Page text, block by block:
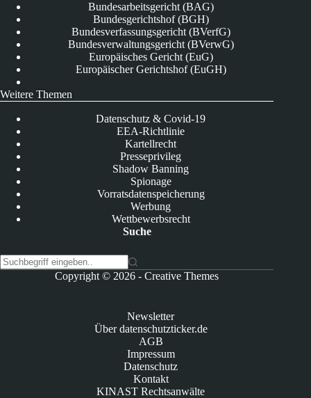
Bundesarbeitsgericht (BAG)
Bundesgerichtshof (BGH)
Bundesverfassungsgericht (BVerfG)
Bundesverwaltungsgericht (BVerwG)
Europäisches Gericht (EuG)
Europäischer Gerichtshof (EuGH)
Weitere Themen
Datenschutz & Covid-19
EEA-Richtlinie
Kartellrecht
Presseprivileg
Shadow Banning
Spionage
Vorratsdatenspeicherung
Werbung
Wettbewerbsrecht
Suche
Copyright © 2026 -Creative Themes
Newsletter
Über datenschutzticker.de
AGB
Impressum
Datenschutz
Kontakt
KINAST Rechtsanwälte